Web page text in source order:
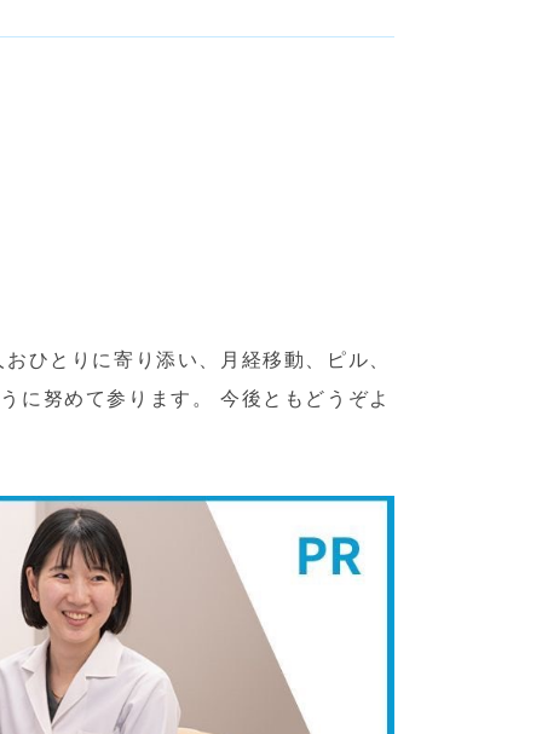
ひとりに寄り添い、月経移動、ピル、
に努めて参ります。 今後ともどうぞよ